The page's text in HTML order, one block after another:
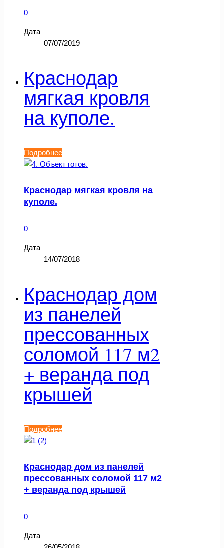
0
Дата
07/07/2019
Краснодар
мягкая кровля
на куполе.
Подробнее
Краснодар мягкая кровля на
куполе.
0
Дата
14/07/2018
Краснодар дом
из панелей
прессованных
соломой 117 м2
+ веранда под
крышей
Подробнее
Краснодар дом из панелей
прессованных соломой 117 м2
+ веранда под крышей
0
Дата